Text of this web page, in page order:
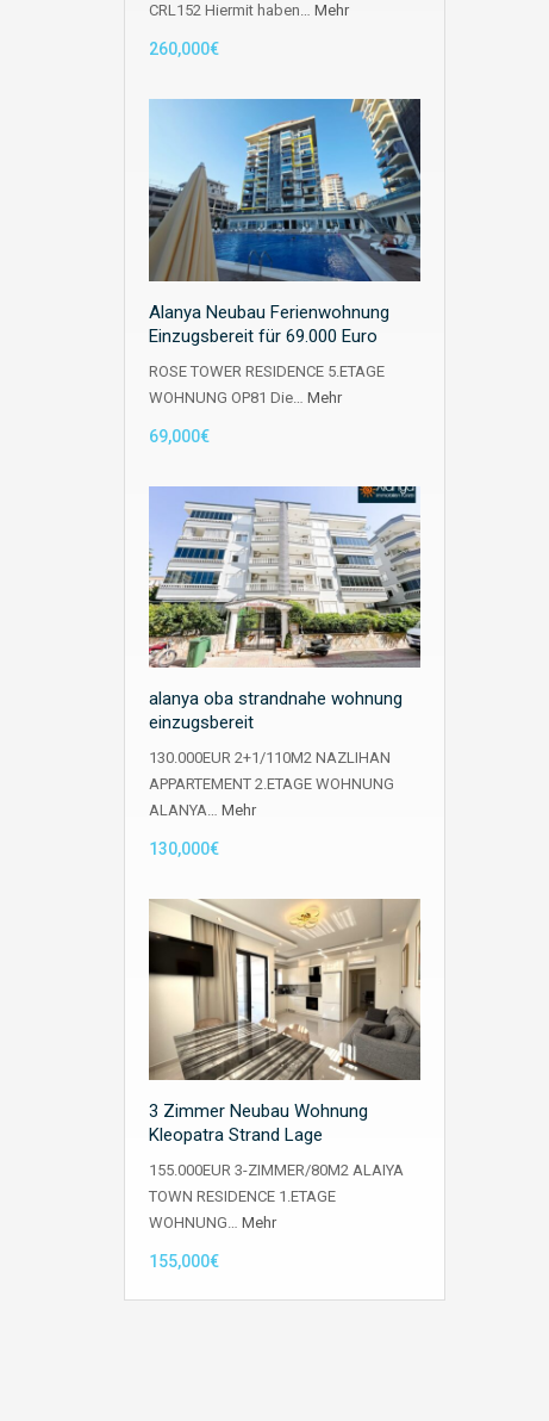
CRL152 Hiermit haben… Mehr
260,000€
Alanya Neubau Ferienwohnung
Einzugsbereit für 69.000 Euro
ROSE TOWER RESIDENCE 5.ETAGE
WOHNUNG OP81 Die… Mehr
69,000€
alanya oba strandnahe wohnung
einzugsbereit
130.000EUR 2+1/110M2 NAZLIHAN
APPARTEMENT 2.ETAGE WOHNUNG
ALANYA… Mehr
130,000€
3 Zimmer Neubau Wohnung
Kleopatra Strand Lage
155.000EUR 3-ZIMMER/80M2 ALAIYA
TOWN RESIDENCE 1.ETAGE
WOHNUNG… Mehr
155,000€